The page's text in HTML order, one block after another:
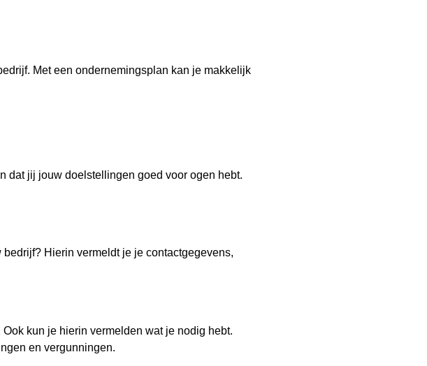
Met een ondernemingsplan kan je makkelijk
dat jij jouw doelstellingen goed voor ogen hebt.
Hierin vermeldt je je contactgegevens,
kun je hierin vermelden wat je nodig hebt.
en vergunningen.